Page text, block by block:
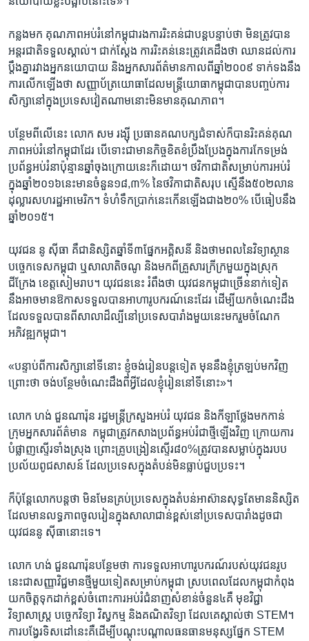
កន្លង​មក​ គុណភាពអប់រំ​នៅ​កម្ពុជា​រង​ការ​រិះ​គន់​ជា​បន្ត​បន្ទាប់​ថា​ មិន​ត្រូវ​បាន
អន្តរជាតិ​ទទួល​ស្គាល់។​ ​ជាក់ស្តែង​ ការ​រិះគន់​នេះ​ត្រូវ​គេ​ដឹង​ថា​ ឈានដល់ការ​
ប្តឹងគ្នា​រវាង​អ្នក​នយោបាយ​ និង​អ្នក​សារព័ត៌មាន​កាល​ពី​ឆ្នាំ​២០០៩​ ទាក់​ទង​នឹង​
ការ​លើក​ឡើង​ថា​ សញ្ញាប័ត្រ​យោធា​ដែល​មន្រ្តី​យោធា​កម្ពុជា​បាន​បញ្ចប់​ការ​
សិក្សា​នៅ​ក្នុង​ប្រទេស​វៀតណាម​នោះ​មិន​មាន​គុណភាព។​
បន្ថែម​ពីលើ​នេះ​ លោក សម រង្ស៊ី ​ប្រធាន​គណបក្ស​ជំទាស់​ក៏​បាន​រិះគន់​គុណ
ភាពអប់រំ​នៅ​កម្ពុជា​ដែរ​ បើ​ទោះ​ជា​មាន​កិច្ច​ខិតខំ​ប្រឹង​ប្រែ​ង​ក្នុង​ការ​កែ​ទម្រង់​
ប្រព័ន្ធ​អប់រំ​នា​ប៉ុន្មាន​ឆ្នាំ​ចុង​ក្រោយ​នេះ​ក៏​ដោយ។​ ​ថវិកា​ជាតិ​សម្រាប់​ការ​អប់រំ
ក្នុង​ឆ្នាំ​២០១៦​នេះ​មានចំនួន១៨,៣% នៃ​ថវិកា​ជាតិ​សរុប ស្មើ​នឹង​៥០២​លាន
ដុល្លារ​សហ​រដ្ឋ​អាមេរិក។ ទំហំ​ទឹក​ប្រាក់​នេះ​កើន​ឡើង​ជាង​២០% បើ​ធៀប​នឹង
ឆ្នាំ​២០១៥។​
យុវជន​ ​នូ ស៊ីធា ​គឺជា​និស្សិត​ឆ្នាំ​ទី៣ផ្នែក​អគ្គិសនី​ និង​ថាមពលនៃ​វិទ្យាស្ថាន​
បច្ចេកទេស​កម្ពុជា​ ឬ​សាលា​តិចណូ​ និង​មក​ពី​គ្រួសារ​ក្រីក្រ​មួយ​ក្នុង​ស្រុក​
ជីក្រែង ​ខេត្ត​សៀមរាប។ ​យុវជន​នេះ​ រំពឹង​ថា ​យុវជន​កម្ពុជាច្រើន​នាក់ទៀត​
នឹង​អាច​មាន​ឱកាស​ទទួល​បាន​អាហារូបករណ៍​នេះ​ដែរ ដើម្បី​យក​ចំណេះ​ដឹង​
ដែល​ទទួល​បាន​ពី​សាលា​ដ៏​ល្បី​នៅ​ប្រទេស​បារាំង​មួយ​នេះ​មក​រួម​ចំណែក​
អភិវឌ្ឍ​កម្ពុជា។​
«បន្ទាប់​ពី​ការ​សិក្សា​នៅ​ទី​នោះ​ ខ្ញុំ​ចង់​រៀន​បន្ត​ទៀត​ មុន​នឹង​ខ្ញុំ​ត្រឡប់​មក​វិញ​
ព្រោះ​ថា​ ចង់​បន្ថែម​ចំណេះ​ដឹង​ពី​អ្វី​ដែល​ខ្ញុំ​រៀន​នៅ​ទីនោះ»។​
លោក ហង់ ជួនណារ៉ុន​ រដ្ឋ​មន្ត្រី​ក្រសួង​អប់រំ​ យុវជន​ និង​កីឡា​ថ្លែង​មក​កាន់​
ក្រុម​អ្នក​សារ​ព័ត៌មាន ​ កម្ពុជាត្រូវ​កសាង​ប្រព័ន្ធ​អប់រំ​ជា​ថ្មី​ឡើង​វិញ​ ក្រោយ​ការ​
បំផ្លាញ​ស្ទើរ​ទាំង​ស្រុង ​ព្រោះ​គ្រូ​បង្រៀន​ស្ទើរ​៨០%​ត្រូវ​បាន​សម្លាប់​ក្នុងរបប​
ប្រល័យ​ពូជសាសន៍​ ដែល​ប្រទេស​ក្នុង​តំបន់​មិន​ធ្លាប់​ជួប​ប្រទះ។​
ក៏​ប៉ុន្តែ​លោក​បន្ត​ថា​ មិន​មែន​គ្រប់​ប្រទេស​ក្នុង​តំបន់​អាស៊ាន​សុទ្ធ​តែ​មាន​និស្សិត​
ដែល​មាន​លទ្ធភាព​ចូល​រៀន​ក្នុង​សាលា​ជាន់ខ្ពស់​នៅ​ប្រទេស​បារាំងដូចជា
យុវជន​នូ ស៊ីធានោះ​ទេ។​
លោក ហង់ ជួនណារ៉ុន​បន្ថែម​ថា​ ការ​ទទួល​អាហារូបករណ៍​របស់​យុវជន​រូប​
នេះ​ជា​សញ្ញា​វិជ្ជមាន​ថ្មី​មួយ​ទៀត​សម្រាប់​កម្ពុជា​ ស្រប​ពេល​ដែល​កម្ពុជា​កំពុង​
យក​ចិត្ត​ទុក​ដាក់​ខ្ពស់​ចំពោះ​ការ​អប់រំជំនាញ​សំខាន់​ចំនួន​៤​គឺ​ មុខ​វិជ្ជា
វិទ្យាសាស្ត្រ​ បច្ចេកវិទ្យា​ វិស្វកម្ម​ និង​គណិតវិទ្យា​ ​ដែល​គេ​ស្គាល់​ថា​ STEM។​
ការ​បង្វែរ​ទិសដៅ​នេះ​គឺដើម្បី​បណ្តុះ​បណ្តាល​ធនធាន​មនុស្ស​ផ្នែក ​STEM ​